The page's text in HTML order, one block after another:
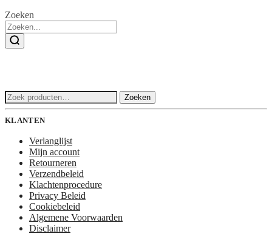
Zoeken
Zoeken
naar:
Zoeken
KLANTEN
Verlanglijst
Mijn account
Retourneren
Verzendbeleid
Klachtenprocedure
Privacy Beleid
Cookiebeleid
Algemene Voorwaarden
Disclaimer